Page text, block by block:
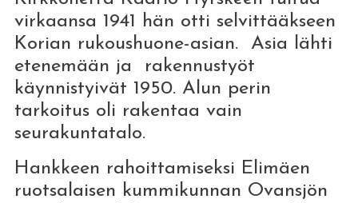
virkaansa 1941 hän otti selvittääkseen
Korian rukoushuone-asian. Asia lähti
etenemään ja rakennustyöt
käynnistyivät 1950. Alun perin
tarkoitus oli rakentaa vain
seurakuntatalo.
Hankkeen rahoittamiseksi Elimäen
ruotsalaisen kummikunnan Ovansjön